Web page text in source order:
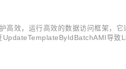
效，运行高效的数据访问框架，
导致